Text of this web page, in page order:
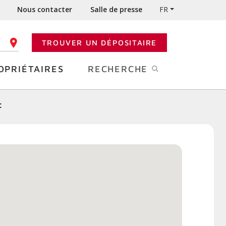
Nous contacter Salle de presse FR
POSTALTROUVER UN DÉPOSITAIRE
RECHERCHE